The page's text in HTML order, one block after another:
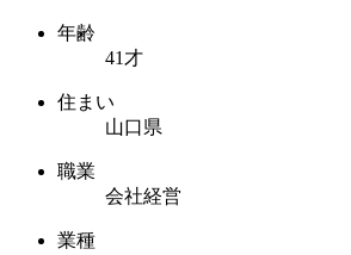
年齢
41才
住まい
山口県
職業
会社経営
業種